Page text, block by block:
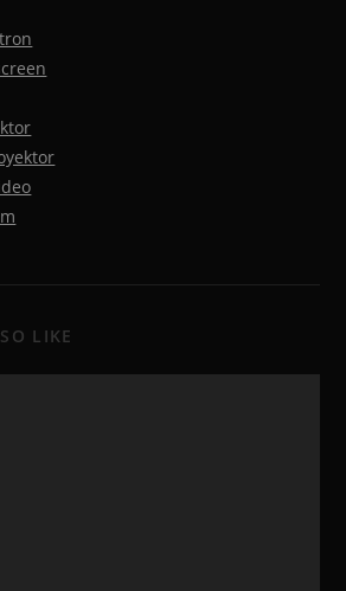
LIKE